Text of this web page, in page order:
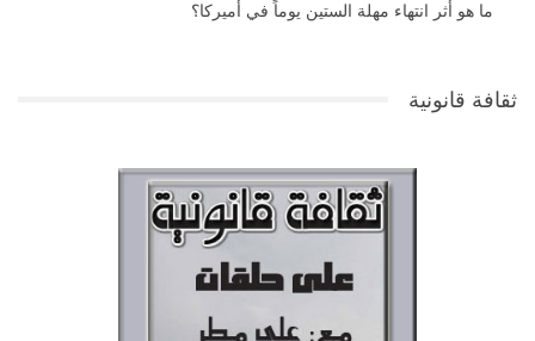
ما هو أثر انتهاء مهلة الستين يوماً في أميركا؟
ثقافة قانونية